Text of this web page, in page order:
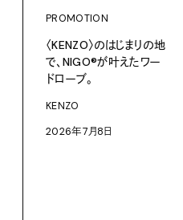
PROMOTION
〈KENZO〉のはじまりの地
で、NIGO®が叶えたワー
ドローブ。
KENZO
2026年7月8日